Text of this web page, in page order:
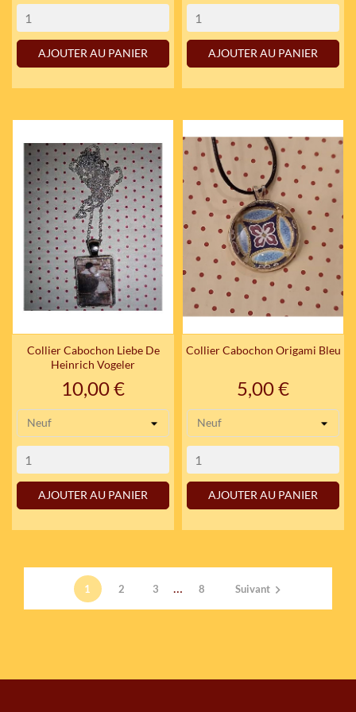
AJOUTER AU PANIER AJOUTER AU PANIER
Collier Cabochon Liebe De
Heinrich Vogeler
Prix
10,00 €
AJOUTER AU PANIER
Collier Cabochon Origami Bleu
Prix
5,00 €
AJOUTER AU PANIER
1 2 3 … 8 Suivant 